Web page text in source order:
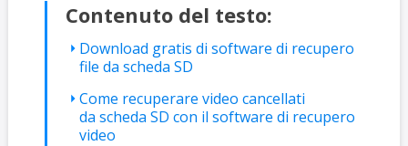
Contenuto del testo:
Download gratis di software di recupero
file da scheda SD
Come recuperare video cancellati
da scheda SD con il software di recupero
video